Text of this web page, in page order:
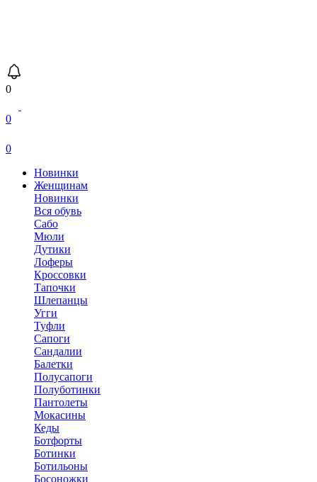
0
0
0
Новинки
Женщинам
Новинки
Вся обувь
Сабо
Мюли
Дутики
Лоферы
Кроссовки
Тапочки
Шлепанцы
Угги
Туфли
Сапоги
Сандалии
Балетки
Полусапоги
Полуботинки
Пантолеты
Мокасины
Кеды
Ботфорты
Ботинки
Ботильоны
Босоножки